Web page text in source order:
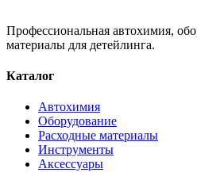
Профессиональная автохимия,
материалы для детейлинга.
Каталог
Автохимия
Оборудование
Расходные материалы
Инструменты
Аксессуары